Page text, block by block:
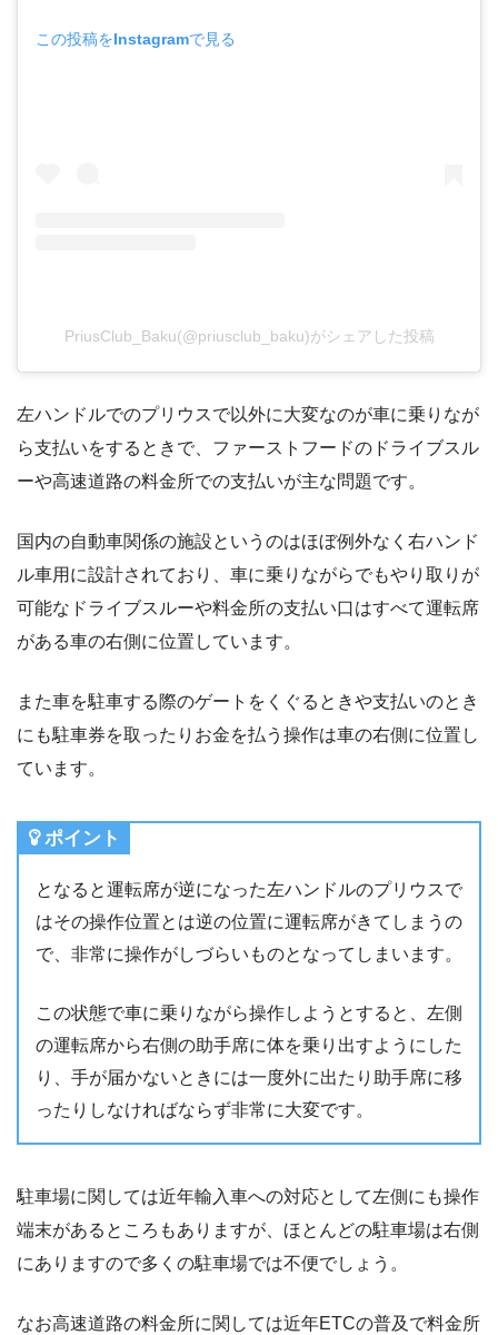
この投稿をInstagramで見る
PriusClub_Baku(@priusclub_baku)がシェアした投稿
左ハンドルでのプリウスで以外に大変なのが車に乗りなが
ら支払いをするときで、ファーストフードのドライブスル
ーや高速道路の料金所での支払いが主な問題です。
国内の自動車関係の施設というのはほぼ例外なく右ハンド
ル車用に設計されており、車に乗りながらでもやり取りが
可能なドライブスルーや料金所の支払い口はすべて運転席
がある車の右側に位置しています。
また車を駐車する際のゲートをくぐるときや支払いのとき
にも駐車券を取ったりお金を払う操作は車の右側に位置し
ています。
ポイント
となると運転席が逆になった左ハンドルのプリウスで
はその操作位置とは逆の位置に運転席がきてしまうの
で、非常に操作がしづらいものとなってしまいます。
この状態で車に乗りながら操作しようとすると、左側
の運転席から右側の助手席に体を乗り出すようにした
り、手が届かないときには一度外に出たり助手席に移
ったりしなければならず非常に大変です。
駐車場に関しては近年輸入車への対応として左側にも操作
端末があるところもありますが、ほとんどの駐車場は右側
にありますので多くの駐車場では不便でしょう。
なお高速道路の料金所に関しては近年ETCの普及で料金所